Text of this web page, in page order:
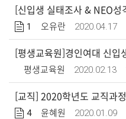
[신입생 실태조사 & NEO성
1 오유란 2020.04.17
[평생교육원]경인여대 신입
평생교육원 2020.02.13
4 윤혜원 2020.01.09